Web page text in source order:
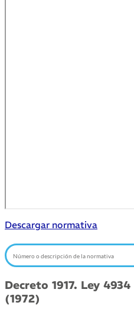
Descargar normativa
Decreto 1917. Ley
(1972)